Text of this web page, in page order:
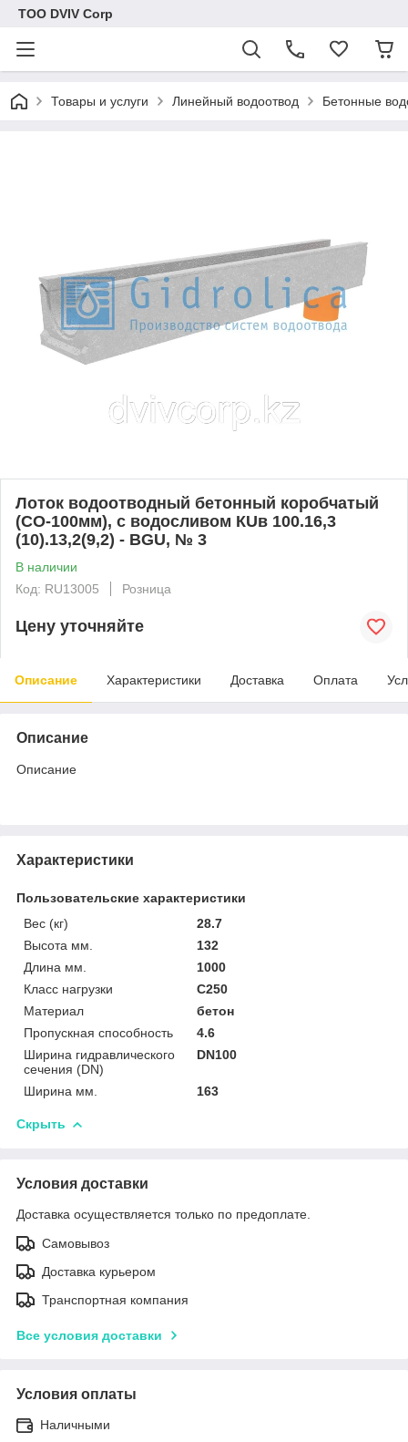
ТОО DVIV Corp
Товары и услуги Линейный водоотвод Бетонные
Лоток водоотводный бетонный коробчатый
(СО-100мм), с водосливом КUв 100.16,3
(10).13,2(9,2) - BGU, № 3
В наличии
Код: RU13005
Розница
Цену уточняйте
Описание Характеристики Доставка Оплата
Описание
Описание
Характеристики
Пользовательские характеристики
Вес (кг)
28.7
Высота мм.
132
Длина мм.
1000
Класс нагрузки
C250
Материал
бетон
Пропускная способность
4.6
Ширина гидравлического
сечения (DN)
DN100
Ширина мм. 163
Скрыть
Условия доставки
Доставка осуществляется только по предоплате.
Самовывоз
Доставка курьером
Транспортная компания
Все условия доставки
Условия оплаты
Наличными